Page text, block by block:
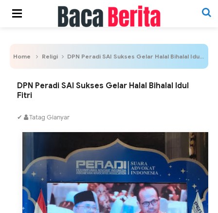
Home Religi DPN Peradi SAI Sukses Gelar Halal Bihalal Idul Fitri
DPN Peradi SAI Sukses Gelar Halal Bihalal Idul
Fitri
✔ Tatag Gianyar